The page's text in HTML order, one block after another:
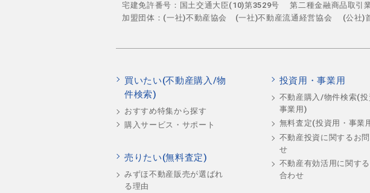
宅建免許番号：国土交通大臣(10)第3529号
第二種金融商品取引
加盟団体：(一社)不動産協会 (一社)不動産流通経営協会
(公社)
買いたい(不動産購入/物
件検索)
おすすめ特集から探す
購入サービス・サポート
売りたい(無料査定)
みずほ不動産販売が選ばれ
る理由
投資用・事業用
不動産購入/物件検索(投
事業用)
無料査定(投資用・事業
不動産投資に関するお
せ
不動産有効活用に関す
合わせ